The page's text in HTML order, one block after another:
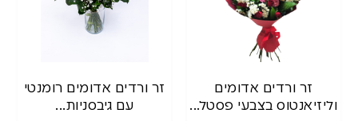
זר ורדים אדומים
וליזיאנטוס בצבעי פסטל...
זר ורדים אדומים רומנטי
עם גיבסניות...